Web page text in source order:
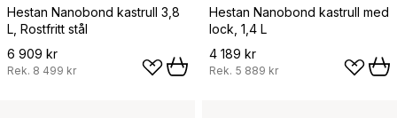
Hestan Nanobond kastrull 3,8
L, Rostfritt stål
6 909 kr
Rek. 8 499 kr
Hestan Nanobond kastrull med
lock, 1,4 L
4 189 kr
Rek. 5 889 kr